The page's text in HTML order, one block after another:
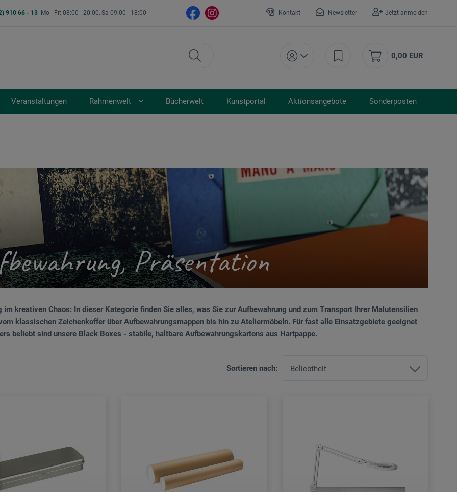
910 66 - 13 Mo - Fr: 08:00 - 20:00, Sa 09:00 - 18:00 Kontakt Newsletter Jetzt anmelden
0,00 EUR
Veranstaltungen Rahmenwelt Bücherwelt Kunstportal Aktionsangebote Sonderposten
Präsentation
im kreativen Chaos: In dieser Kategorie finden Sie alles, was Sie zur Aufbewahrung und zum Transport Ihrer Malutensilien
klassischen Zeichenkoffer über Aufbewahrungsmappen bis hin zu Ateliermöbeln. Für fast alle Einsatzgebiete geeignet
beliebt sind unsere Black Boxes - stabile, haltbare Aufbewahrungskartons aus Hartpappe.
Sortieren nach: